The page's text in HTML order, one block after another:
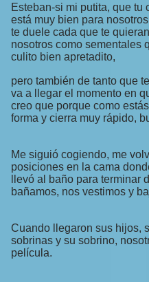
Esteban-si mi putita, que tu
está muy bien para
te duele cada que te
nosotros como sementales
culito bien apretadito,
pero también de tanto que
va a llegar el momento en
creo que porque como
forma y cierra muy rápido,
Me siguió cogiendo, me
posiciones en la cama
llevó al baño para terminar
bañamos, nos vestimos y
Cuando llegaron sus hijos,
sobrinas y su sobrino,
película.